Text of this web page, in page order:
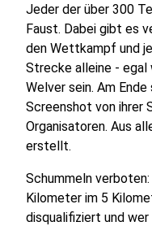
Jeder der über 300
Faust. Dabei gibt es
den Wettkampf und
Strecke alleine - egal
Welver sein. Am
Screenshot von ihrer
Organisatoren. Aus
erstellt.
Schummeln
Kilometer im 5
disqualifiziert und